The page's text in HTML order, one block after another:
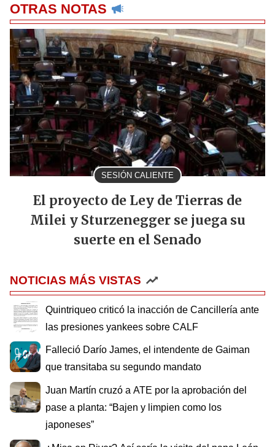
OTRAS NOTAS
SESIÓN CALIENTE
El proyecto de Ley de Tierras de
Milei y Sturzenegger se juega su
suerte en el Senado
NOTICIAS MÁS VISTAS
Quintriqueo criticó la inacción de Cancillería ante
las presiones yankees sobre CALF
Falleció Darío James, el intendente de Gaiman
que transitaba su segundo mandato
Juan Martín cruzó a ATE por la aprobación del
pase a planta: “Bajen y limpien como los
japoneses”